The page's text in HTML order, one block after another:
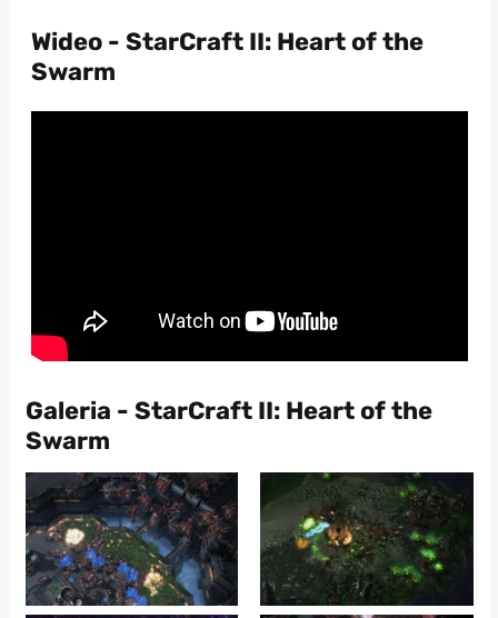
Wideo - StarCraft II: Heart of the
Swarm
Galeria - StarCraft II: Heart of the
Swarm